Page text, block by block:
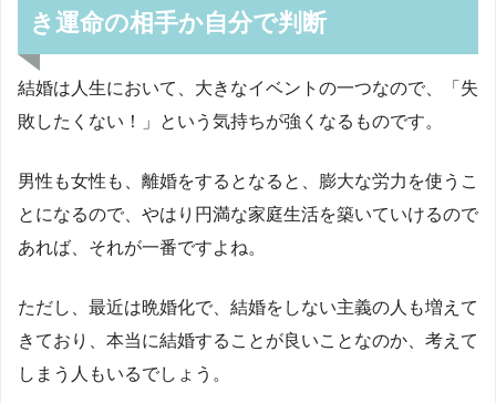
き運命の相手か自分で判断
結婚は人生において、大きなイベントの一つなので、「失
敗したくない！」という気持ちが強くなるものです。
男性も女性も、離婚をするとなると、膨大な労力を使うこ
とになるので、やはり円満な家庭生活を築いていけるので
あれば、それが一番ですよね。
ただし、最近は晩婚化で、結婚をしない主義の人も増えて
きており、本当に結婚することが良いことなのか、考えて
しまう人もいるでしょう。